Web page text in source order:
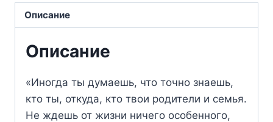
Описание
Описание
«Иногда ты думаешь, что точно знаешь,
кто ты, откуда, кто твои родители и семья.
Не ждешь от жизни ничего особенного,